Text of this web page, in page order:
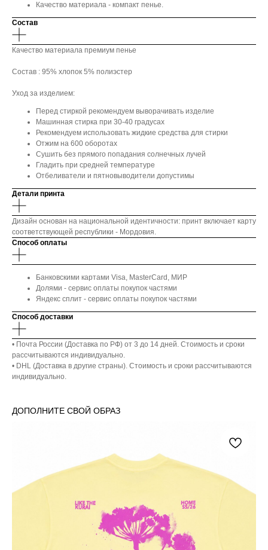
Качество материала - компакт пенье.
Состав
Качество материала премиум пенье
Состав : 95% хлопок 5% полиэстер
Уход за изделием:
Перед стиркой рекомендуем выворачивать изделие
Машинная стирка при 30-40 градусах
Рекомендуем использовать жидкие средства для стирки
Отжим на 600 оборотах
Сушить без прямого попадания солнечных лучей
Гладить при средней температуре
Отбеливатели и пятновыводители допустимы
Детали принта
Дизайн основан на национальной идентичности: принт включает карту
соответствующей республики - Мордовия.
Способ оплаты
Банковскими картами Visa, MasterCard, МИР
Долями - сервис оплаты покупок частями
Яндекс сплит - сервис оплаты покупок частями
Способ доставки
• Почта России (Доставка по РФ) от 3 до 14 дней. Стоимость и сроки
рассчитываются индивидуально.
• DHL (Доставка в другие страны). Стоимость и сроки рассчитываются
индивидуально.
ДОПОЛНИТЕ СВОЙ ОБРАЗ